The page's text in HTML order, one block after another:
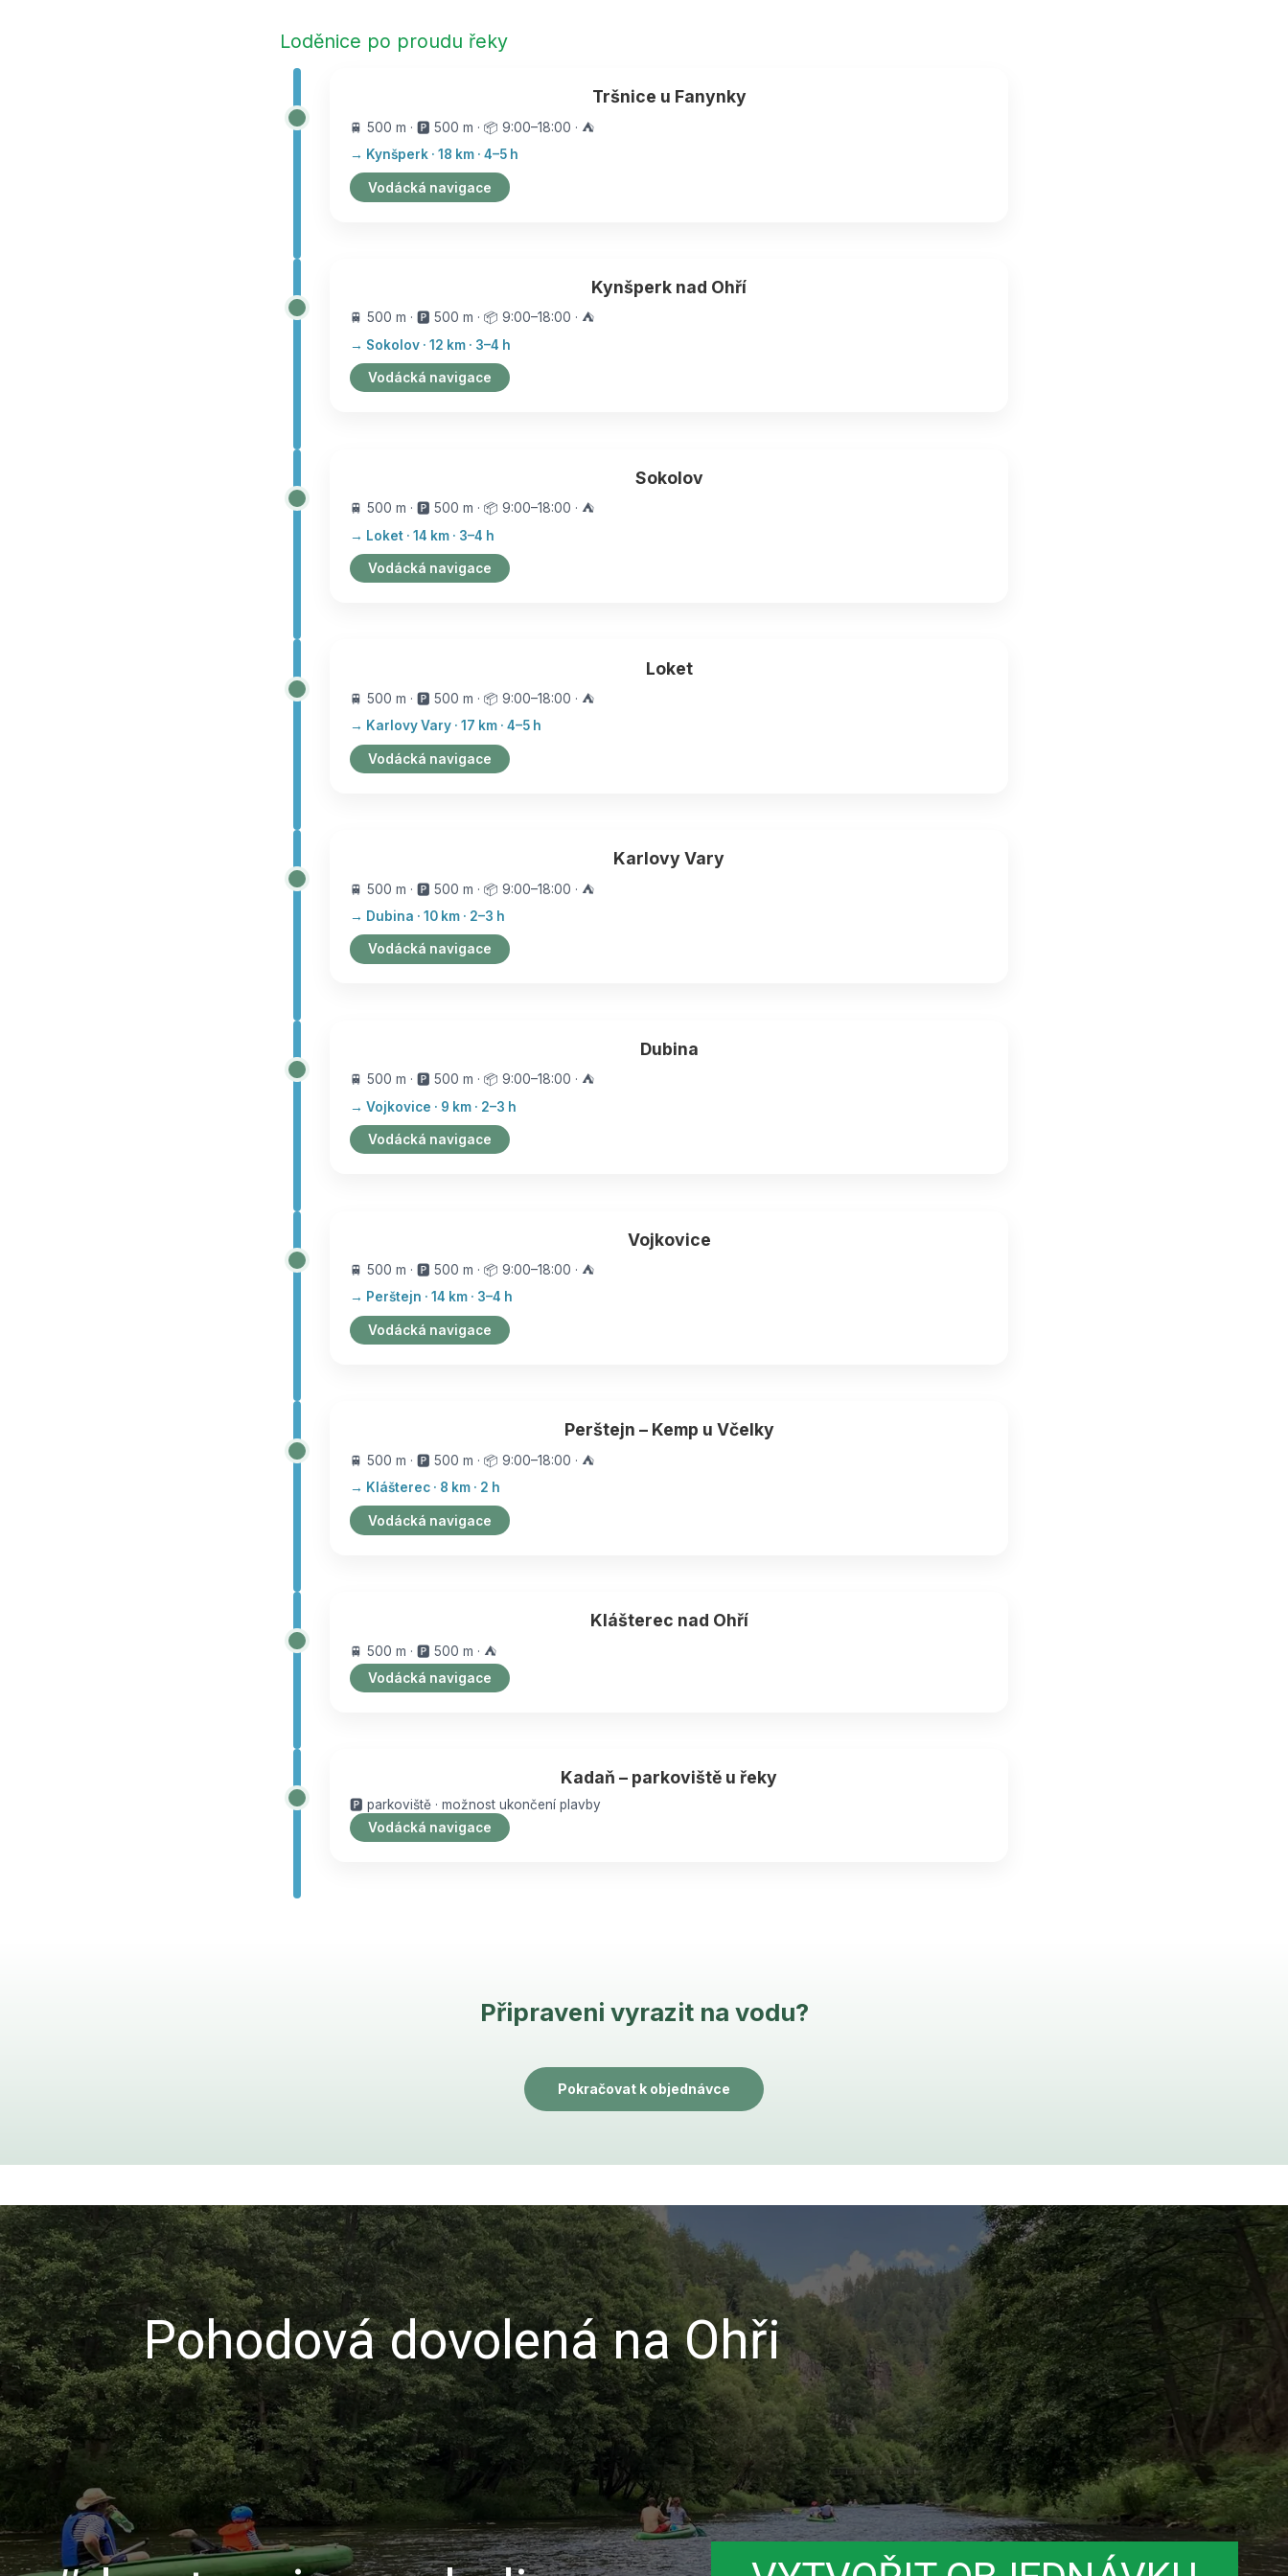
Loděnice po proudu řeky
Tršnice u Fanynky
🚆 500 m · 🅿️ 500 m · 📦 9:00–18:00 · ⛺
→ Kynšperk · 18 km · 4–5 h
Vodácká navigace
Kynšperk nad Ohří
🚆 500 m · 🅿️ 500 m · 📦 9:00–18:00 · ⛺
→ Sokolov · 12 km · 3–4 h
Vodácká navigace
Sokolov
🚆 500 m · 🅿️ 500 m · 📦 9:00–18:00 · ⛺
→ Loket · 14 km · 3–4 h
Vodácká navigace
Loket
🚆 500 m · 🅿️ 500 m · 📦 9:00–18:00 · ⛺
→ Karlovy Vary · 17 km · 4–5 h
Vodácká navigace
Karlovy Vary
🚆 500 m · 🅿️ 500 m · 📦 9:00–18:00 · ⛺
→ Dubina · 10 km · 2–3 h
Vodácká navigace
Dubina
🚆 500 m · 🅿️ 500 m · 📦 9:00–18:00 · ⛺
→ Vojkovice · 9 km · 2–3 h
Vodácká navigace
Vojkovice
🚆 500 m · 🅿️ 500 m · 📦 9:00–18:00 · ⛺
→ Perštejn · 14 km · 3–4 h
Vodácká navigace
Perštejn – Kemp u Včelky
🚆 500 m · 🅿️ 500 m · 📦 9:00–18:00 · ⛺
→ Klášterec · 8 km · 2 h
Vodácká navigace
Klášterec nad Ohří
🚆 500 m · 🅿️ 500 m · ⛺
Vodácká navigace
Kadaň – parkoviště u řeky
🅿️ parkoviště · možnost ukončení plavby
Vodácká navigace
Připraveni vyrazit na vodu?
Pokračovat k objednávce
Pohodová dovolená na Ohři